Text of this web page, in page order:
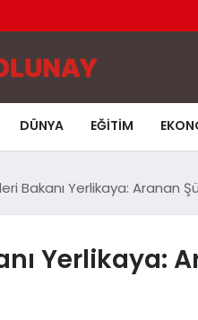
DÜNYA EĞITIM
Bakanı Yerlikaya: Aranan
Yerlikaya: